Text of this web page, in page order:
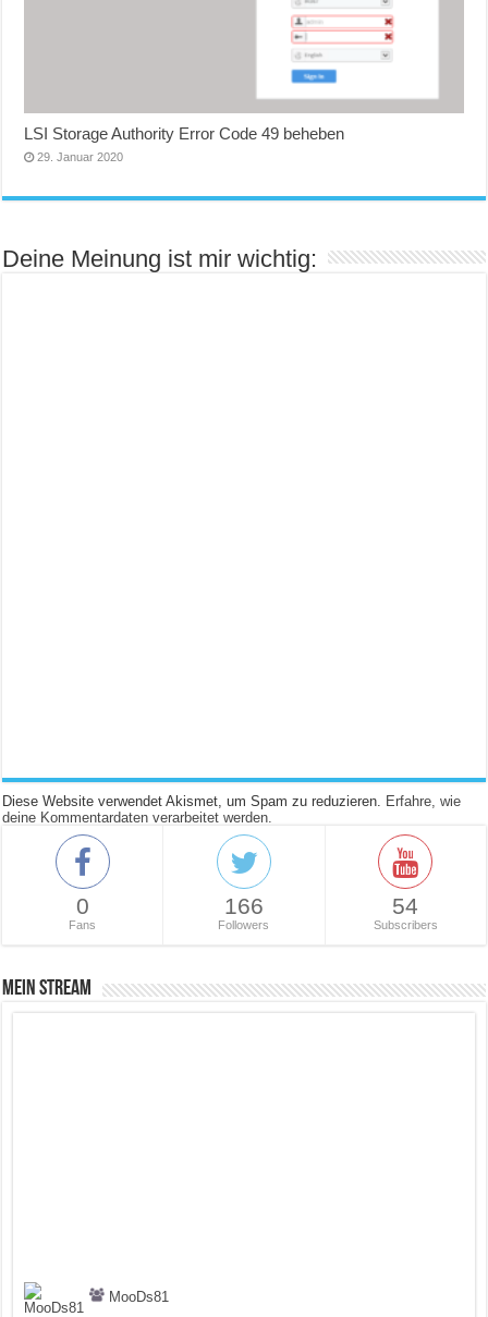
LSI Storage Authority Error Code 49 beheben
29. Januar 2020
Deine Meinung ist mir wichtig:
Diese Website verwendet Akismet, um Spam zu reduzieren. Erfahre, wie
deine Kommentardaten verarbeitet werden.
0
Fans
166
Followers
54
Subscribers
Mein Stream
MooDs81